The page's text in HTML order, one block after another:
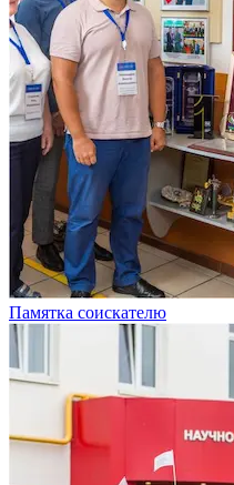
Памятка соискателю